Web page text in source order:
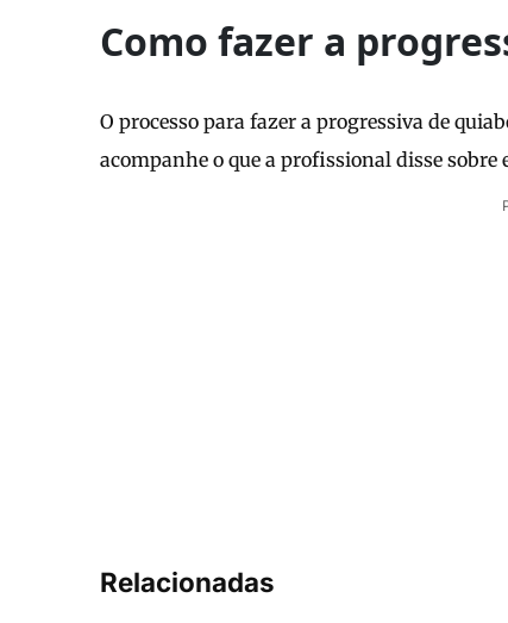
Como fazer a
O processo para fazer a progressiva de
acompanhe o que a profissional disse sobre
Relacionadas